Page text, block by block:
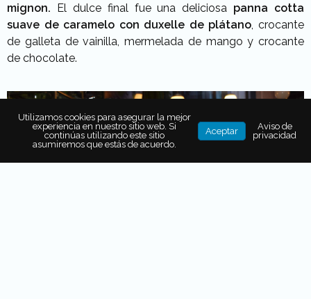
mignon. El dulce final fue una deliciosa panna cotta
suave de caramelo con duxelle de plátano , crocante
de galleta de vainilla, mermelada de mango y crocante
de chocolate.
Utilizamos cookies para asegurar la mejor
experiencia en nuestro sitio web. Si
continúas utilizando este sitio
asumiremos que estás de acuerdo.
Aceptar
Aviso de
privacidad